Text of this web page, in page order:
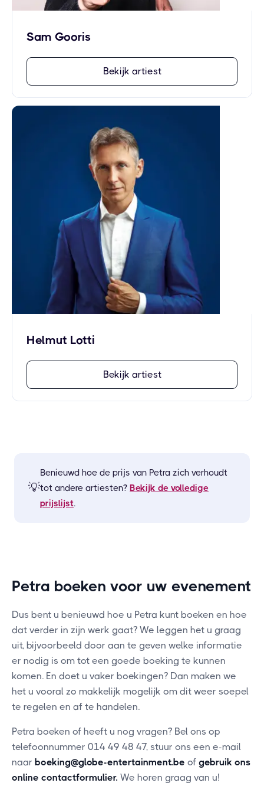
Sam Gooris
Bekijk artiest
Helmut Lotti
Bekijk artiest
💡
Benieuwd hoe de prijs van Petra zich verhoudt
tot andere artiesten? Bekijk de volledige
prijslijst.
Petra boeken voor uw evenement
Dus bent u benieuwd hoe u Petra kunt boeken en hoe
dat verder in zijn werk gaat? We leggen het u graag
uit, bijvoorbeeld door aan te geven welke informatie
er nodig is om tot een goede boeking te kunnen
komen. En doet u vaker boekingen? Dan maken we
het u vooral zo makkelijk mogelijk om dit weer soepel
te regelen en af te handelen.
Petra boeken of heeft u nog vragen? Bel ons op
telefoonnummer 014 49 48 47, stuur ons een e-mail
naar boeking@globe-entertainment.be of gebruik ons
online contactformulier. We horen graag van u!